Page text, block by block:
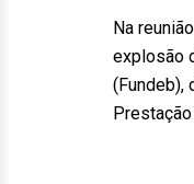
Na
explosão
(Fundeb),